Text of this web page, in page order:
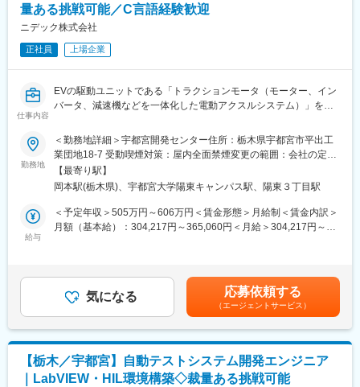
量ある挑戦可能／C言語経験歓迎
ニデック株式会社
正社員 上場企業
仕事内容
EVの駆動ユニットである「トラクションモータ（モーター、イン
バータ、減速機などを一体化した電動アクスルシステム）」を対
■業務内容
・ソフトウェア設計のサポート(20%)
・ソフトウェア実装(20%)
・実装機能のテスト/評価(30%)
・開発用ツールの作成(30%)
マイコンを使用して制御アプリケーションとモータを実際に動作
させる、車両の他ユニットと通信して連携する、など。
車両上で実際にモータを駆動・機能させるためのソフトウェア開
■仕事のやりがい
車両でモータが実際に駆動・機能するための、車載用ECUソフト
ウェア開発業務になります。
勤務地
＜勤務地詳細＞宇都宮開発センター住所：栃木県宇都宮市平出工
業団地18-7 受動喫煙対策：屋内全面禁煙変更の範囲：会社の定め
る事業所
【最寄り駅】
岡本駅(栃木県)、宇都宮大学陽東キャンパス駅、陽東３丁目駅
給与
＜予定年収＞505万円～606万円＜賃金形態＞月給制＜賃金内訳＞
月額（基本給）：304,217円～365,060円＜月給＞304,217円～
安定を図るために勤務地手当(24,000円～)or独身寮があります
（条件あり）。※昇給・賞与評価は「職務」や「成果と行動」を相
対評価により決定。賃金はあくまでも目安の金額であり、選考を
通じて上下する可能性があります。月給(月額)は固定手当を含めた
表記です。
気になる 応募依頼する
（エージェントサービス）
【栃木／宇都宮】自動テストシステム開発エンジニア
｜LabVIEW・HIL環境構築◇裁量ある挑戦可能